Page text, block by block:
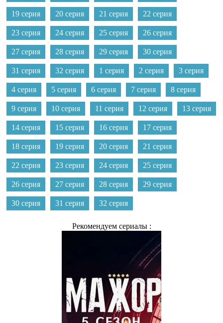
19 серия 20 серия 21 серия 22 серия
23 серия 24 серия 25 серия 26 серия
27 серия 28 серия 29 серия 30 серия
31 серия 32 серия 1 серия 2 серия 3 серия
4 серия 5 серия 6 серия 7 серия 8 серия
9 серия 10 серия 11 серия 12 серия 13 серия
14 серия 15 серия 16 серия 17 серия
18 серия 19 серия 20 серия 21 серия
22 серия 23 серия 24 серия 25 серия
26 серия 27 серия 28 серия 29 серия
30 серия 31 серия 32 серия
Рекомендуем сериалы :